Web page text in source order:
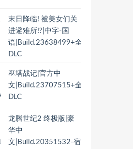
末日降临! 被美女们关
进避难所!?|中字-国
语|Build.23638499+全
DLC
巫塔战记|官方中
文|Build.23707515+全
DLC
龙腾世纪2 终极版|豪
华中
文|Build.20351532-宿